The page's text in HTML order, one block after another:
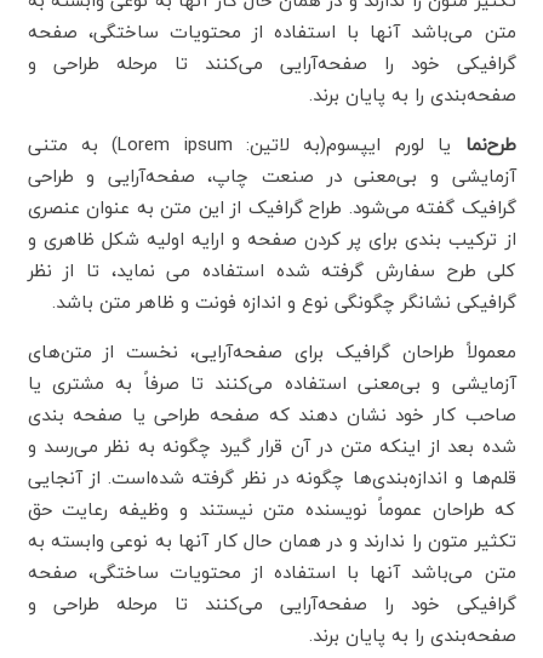
متن می‌باشد آنها با استفاده از محتویات ساختگی، صفحه
گرافیکی خود را صفحه‌آرایی می‌کنند تا مرحله طراحی و
صفحه‌بندی را به پایان برند.
طرح‌نما یا لورم ایپسوم(به لاتین: Lorem ipsum) به متنی
آزمایشی و بی‌معنی در صنعت چاپ، صفحه‌آرایی و طراحی
گرافیک گفته می‌شود. طراح گرافیک از این متن به عنوان عنصری
از ترکیب بندی برای پر کردن صفحه و ارایه اولیه شکل ظاهری و
کلی طرح سفارش گرفته شده استفاده می نماید، تا از نظر
گرافیکی نشانگر چگونگی نوع و اندازه فونت و ظاهر متن باشد.
معمولاً طراحان گرافیک برای صفحه‌آرایی، نخست از متن‌های
آزمایشی و بی‌معنی استفاده می‌کنند تا صرفاً به مشتری یا
صاحب کار خود نشان دهند که صفحه طراحی یا صفحه بندی
شده بعد از اینکه متن در آن قرار گیرد چگونه به نظر می‌رسد و
قلم‌ها و اندازه‌بندی‌ها چگونه در نظر گرفته شده‌است. از آنجایی
که طراحان عموماً نویسنده متن نیستند و وظیفه رعایت حق
تکثیر متون را ندارند و در همان حال کار آنها به نوعی وابسته به
متن می‌باشد آنها با استفاده از محتویات ساختگی، صفحه
گرافیکی خود را صفحه‌آرایی می‌کنند تا مرحله طراحی و
صفحه‌بندی را به پایان برند.